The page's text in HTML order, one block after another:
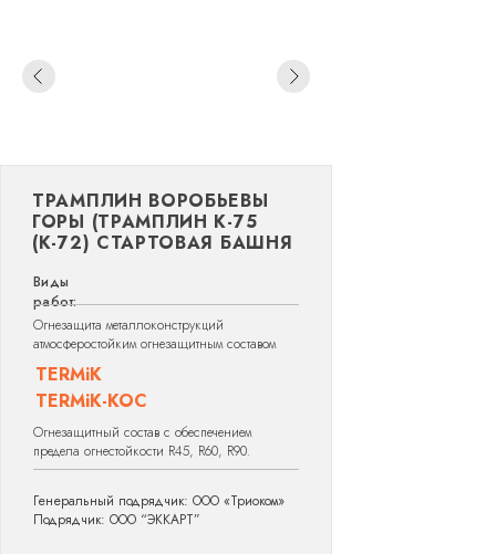
ТРАМПЛИН ВОРОБЬЕВЫ
ГОРЫ (ТРАМПЛИН К-75
(К-72) СТАРТОВАЯ БАШНЯ
Виды
работ:
Огнезащита металлоконструкций
атмосферостойким огнезащитным составом
Огнезащитный состав с обеспечением
предела огнестойкости R45, R60, R90.
Генеральный подрядчик: ООО «Триоком»
Подрядчик: ООО “ЭККАРТ”
TERMiK
TERMiK-KOC